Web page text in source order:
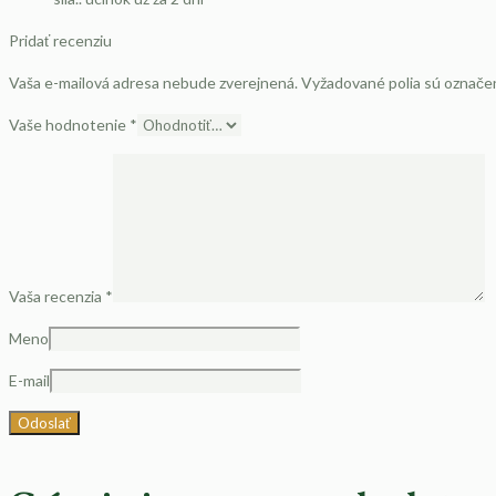
Pridať recenziu
Vaša e-mailová adresa nebude zverejnená. Vyžadované polia sú
Vaše hodnotenie *
Vaša recenzia *
Meno
E-mail